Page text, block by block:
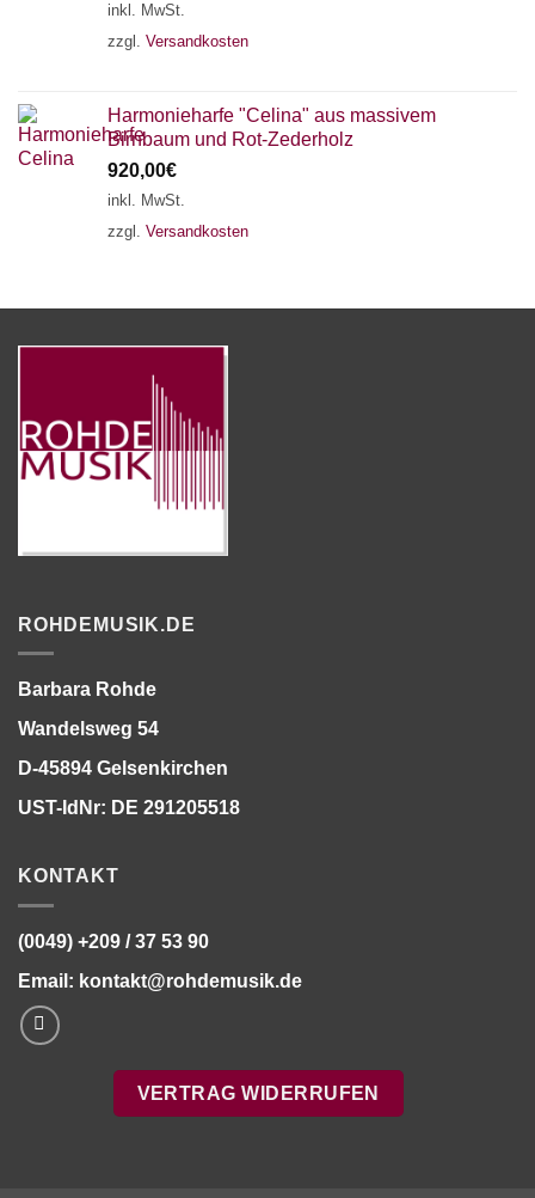
inkl. MwSt.
zzgl. Versandkosten
Harmonieharfe "Celina" aus massivem
Birnbaum und Rot-Zederholz
920,00€
inkl. MwSt.
zzgl. Versandkosten
ROHDEMUSIK.DE
Barbara Rohde
Wandelsweg 54
D-45894 Gelsenkirchen
UST-IdNr: DE 291205518
KONTAKT
(0049) +209 / 37 53 90
Email: kontakt@rohdemusik.de
VERTRAG WIDERRUFEN